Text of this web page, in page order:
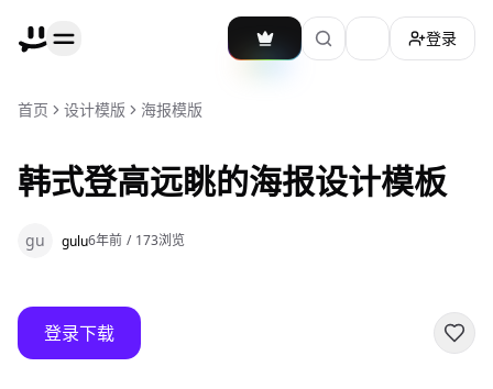
加载主题切换
登录
首页 设计模版 海报模版
韩式登高远眺的海报设计模板
gu gulu6年前 / 173浏览
登录下载